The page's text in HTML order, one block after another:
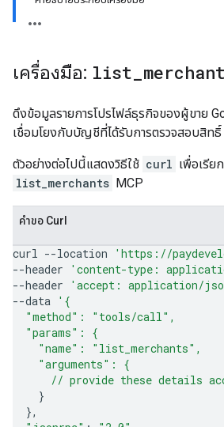
เครื่องมือ: list
ดึงข้อมูลรายการโปรไฟล์ธุรกิจของผู้ขาย
เชื่อมโยงกับบัญชีที่ได้รับการตรวจสอบสิทธิ์
ตัวอย่างต่อไปนี้แสดงวิธีใช้ curl เพื่อเรีย
list_merchants MCP
คำขอ Curl
curl --location
'https://
--header
'content-type:
--header
'accept: application/
--data '{
  "method": "tools/call",
  "params": {
    "name": "list_merchants",
    "arguments": {
// provide these details
}
}